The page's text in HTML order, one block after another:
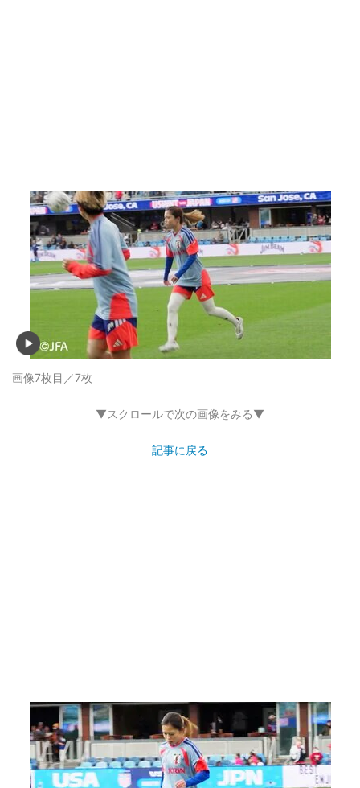
画像7枚目／7枚
▼スクロールで次の画像をみる▼
記事に戻る